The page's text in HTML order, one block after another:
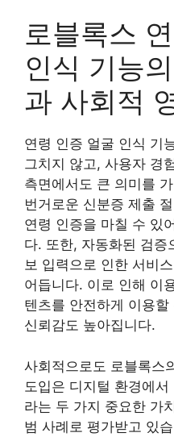
로블록스
인식 기능
과 사회적
연령 인증 얼굴 인식 기
그치지 않고, 사용자 경
측면에서도 큰 의미를
번거로운 신분증 제출
연령 인증을 마칠 수 있
다. 또한, 자동화된 검증
보 입력으로 인한 서비
어듭니다. 이로 인해 이
텐츠를 안전하게 이용
신뢰감도 높아집니다.
사회적으로도 로블록스
도입은 디지털 환경에
라는 두 가지 중요한 가
범 사례로 평가받고 있